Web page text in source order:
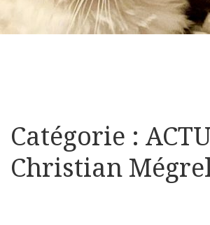
Catégorie :
Christian